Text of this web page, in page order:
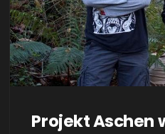
Projekt Aschen